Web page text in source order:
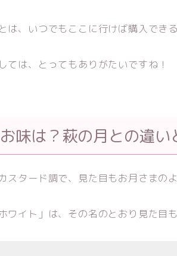
は、いつでもここに行けば購入でき
ては、とってもありがたいですね！
味は？萩の月との違い
スタード調で、見た目もお月さまの
ワイト」は、その名のとおり見た目も